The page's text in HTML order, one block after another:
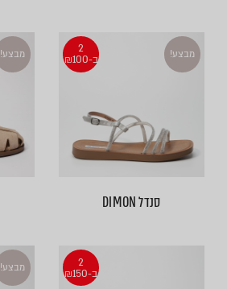
2
ב-₪100
מבצע!
סנדל DIMON
מבצע!
2
ב-₪150
מבצע!